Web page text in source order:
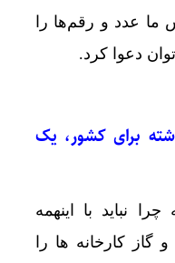
عدد و رقم‌ها را
دعوا کرد.
۵ سال گذشته برای کشور، یک
نباید با اینهمه
گاز کارخانه ها را